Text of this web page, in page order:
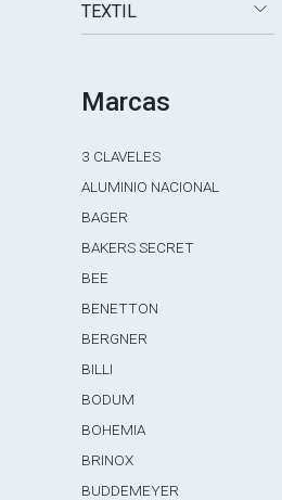
TEXTIL
Marcas
3 CLAVELES
ALUMINIO NACIONAL
BAGER
BAKERS SECRET
BEE
BENETTON
BERGNER
BILLI
BODUM
BOHEMIA
BRINOX
BUDDEMEYER